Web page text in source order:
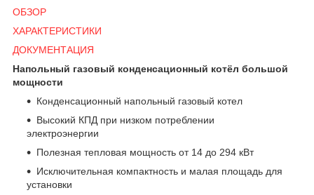
ОБЗОР
ХАРАКТЕРИСТИКИ
ДОКУМЕНТАЦИЯ
Напольный газовый конденсационный котёл большой
мощности
Конденсационный напольный газовый котел
Высокий КПД при низком потреблении
электроэнергии
Полезная тепловая мощность от 14 до 294 кВт
Исключительная компактность и малая площадь для
установки